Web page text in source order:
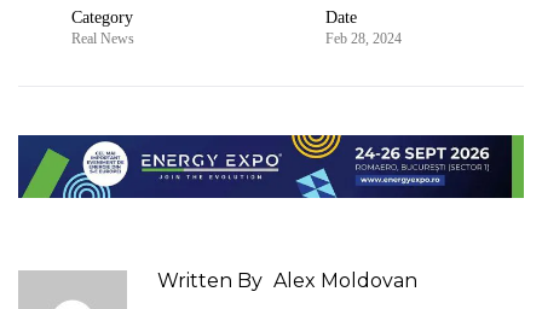
Category
Real News
Date
Feb 28, 2024
Written By Alex Moldovan